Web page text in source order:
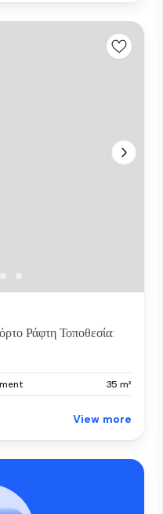
Ράφτη Τοποθεσία:
35 m²
View more